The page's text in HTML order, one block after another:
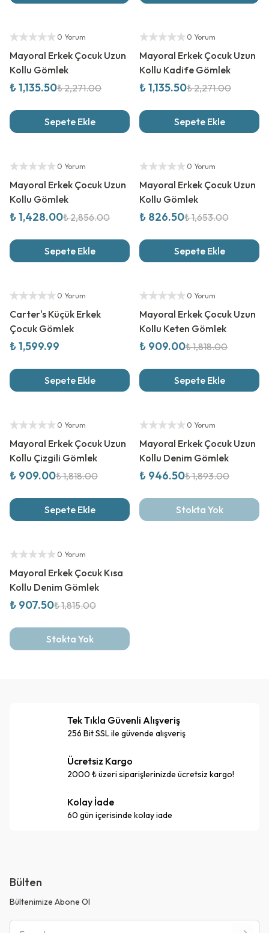
Yetkili Satıcı
0 Yorum
Mayoral Erkek Çocuk Uzun
Kollu Gömlek
₺ 1,135.50₺ 2,271.00
Sepete Ekle
Yetkili Satıcı
0 Yorum
Mayoral Erkek Çocuk Uzun
Kollu Kadife Gömlek
₺ 1,135.50₺ 2,271.00
Sepete Ekle
Yetkili Satıcı
0 Yorum
Mayoral Erkek Çocuk Uzun
Kollu Gömlek
₺ 1,428.00₺ 2,856.00
Sepete Ekle
Yetkili Satıcı
0 Yorum
Mayoral Erkek Çocuk Uzun
Kollu Gömlek
₺ 826.50₺ 1,653.00
Sepete Ekle
0 Yorum
Carter's Küçük Erkek
Çocuk Gömlek
₺ 1,599.99
Sepete Ekle
Yetkili Satıcı
0 Yorum
Mayoral Erkek Çocuk Uzun
Kollu Keten Gömlek
₺ 909.00₺ 1,818.00
Sepete Ekle
Yetkili Satıcı
0 Yorum
Mayoral Erkek Çocuk Uzun
Kollu Çizgili Gömlek
₺ 909.00₺ 1,818.00
Sepete Ekle
Yetkili Satıcı
0 Yorum
Mayoral Erkek Çocuk Uzun
Kollu Denim Gömlek
₺ 946.50₺ 1,893.00
Stokta Yok
Yetkili Satıcı
0 Yorum
Mayoral Erkek Çocuk Kısa
Kollu Denim Gömlek
₺ 907.50₺ 1,815.00
Stokta Yok
Tek Tıkla Güvenli Alışveriş
256 Bit SSL ile güvende alışveriş
Ücretsiz Kargo
2000 ₺ üzeri siparişlerinizde ücretsiz kargo!
Kolay İade
60 gün içerisinde kolay iade
Bülten
Bültenimize Abone Ol